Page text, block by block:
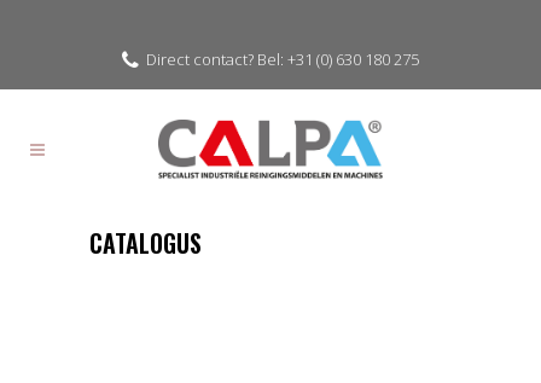
Direct contact? Bel: +31 (0) 630 180 275
CATALOGUS